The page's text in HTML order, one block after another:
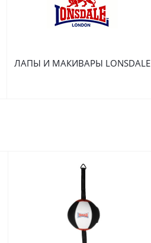
ЛАПЫ И МАКИВАРЫ LONSDALE